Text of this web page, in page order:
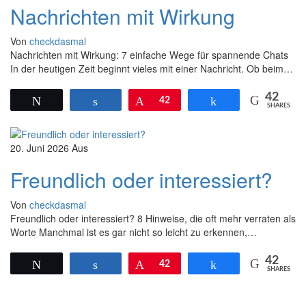
Nachrichten mit Wirkung
Von checkdasmal
Nachrichten mit Wirkung: 7 einfache Wege für spannende Chats
In der heutigen Zeit beginnt vieles mit einer Nachricht. Ob beim…
Pin
42 Teilen 42
SHARES
20. Juni 2026 Aus
Freundlich oder interessiert?
Von checkdasmal
Freundlich oder interessiert? 8 Hinweise, die oft mehr verraten als
Worte Manchmal ist es gar nicht so leicht zu erkennen,…
Pin
42 Teilen 42
SHARES